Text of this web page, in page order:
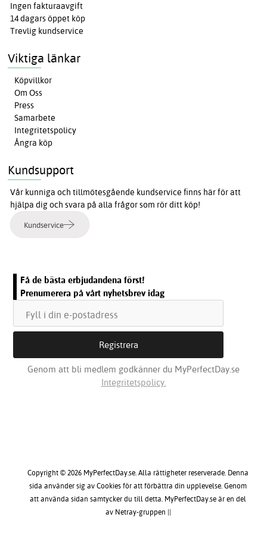
Ingen fakturaavgift
14 dagars öppet köp
Trevlig kundservice
Viktiga länkar
Köpvillkor
Om Oss
Press
Samarbete
Integritetspolicy
Ångra köp
Kundsupport
Vår kunniga och tillmötesgående kundservice finns här för att
hjälpa dig och svara på alla frågor som rör ditt köp!
Kundservice
Få de bästa erbjudandena först!
Prenumerera på vårt nyhetsbrev idag
Genom att bli medlem godkänner du MyPerfectDay.se
Integritetspolicy.
Copyright © 2026 MyPerfectDay.se. Alla rättigheter reserverade. Denna
sida använder sig av Cookies för att förbättra din upplevelse. Genom
att använda sidan samtycker du till detta. MyPerfectDay.se är en del
av Netray-gruppen ||